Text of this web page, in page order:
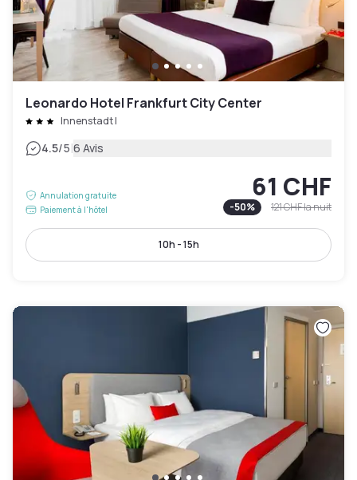
Leonardo Hotel Frankfurt City Center
Innenstadt I
4.5/5|6 Avis
Annulation gratuite
Paiement à l'hôtel
61 CHF
-50% 121 CHFla nuit
10h - 15h